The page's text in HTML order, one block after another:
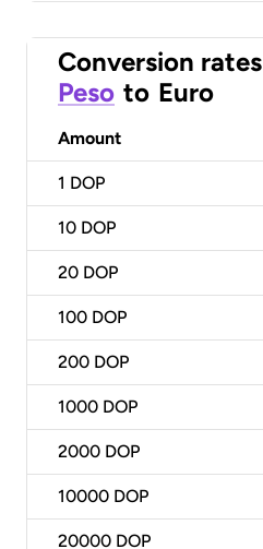
Conversion rates
Peso to Euro
Amount
1 DOP
10 DOP
20 DOP
100 DOP
200 DOP
1000 DOP
2000 DOP
10000 DOP
20000 DOP